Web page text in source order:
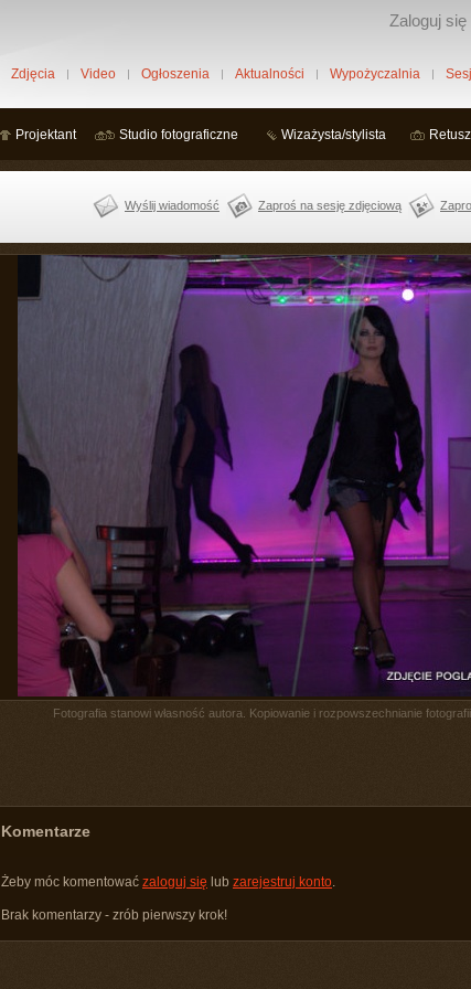
Zaloguj się
Zdjęcia Video Ogłoszenia Aktualności Wypożyczalnia
Projektant Studio fotograficzne Wizażysta/stylista
Wyślij wiadomość Zaproś na sesję zdjęciową
Fotografia stanowi własność autora. Kopiowanie i rozpowszechnianie
Komentarze
Żeby móc komentować zaloguj się lub zarejestruj konto.
Brak komentarzy - zrób pierwszy krok!